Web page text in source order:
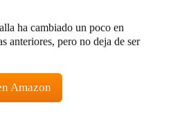
ha cambiado un poco en
anteriores, pero no deja de ser
Amazon